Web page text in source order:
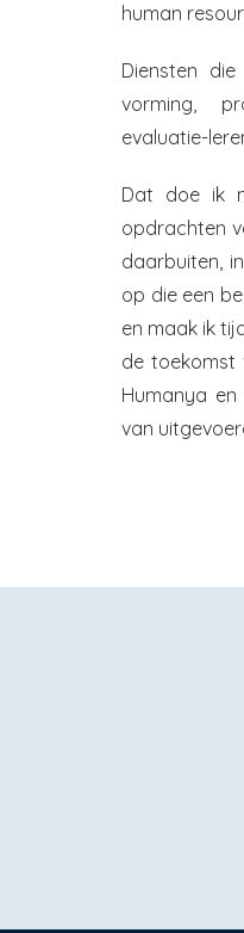
human
Diensten
vorming,
evaluatie-
Dat doe ik
opdrachten
daarbuiten,
op die een
en maak ik
de toekomst
Humanya
van